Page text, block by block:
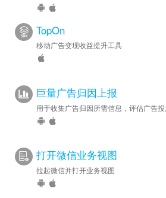
TopOn
移动广告变现收益提升工具
巨量广告归因上报
用于收集广告归因所需信息，评估广告投
打开微信业务视图
拉起微信并打开业务视图